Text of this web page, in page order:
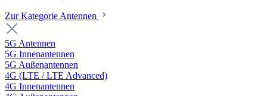
Zur Kategorie Antennen
5G Antennen
5G Innenantennen
5G Außenantennen
4G (LTE / LTE Advanced)
4G Innenantennen